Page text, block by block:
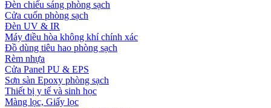
Đèn chiếu sáng phòng sạch
Cửa cuốn phòng sạch
Đèn UV & IR
Máy điều hòa không khí chính xác
Đồ dùng tiêu hao phòng sạch
Rèm nhựa
Cửa Panel PU & EPS
Sơn sàn Epoxy phòng sạch
Thiết bị y tế và sinh học
Màng lọc, Giấy lọc